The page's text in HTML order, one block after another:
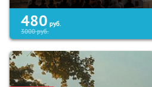
480 руб.
3000руб.